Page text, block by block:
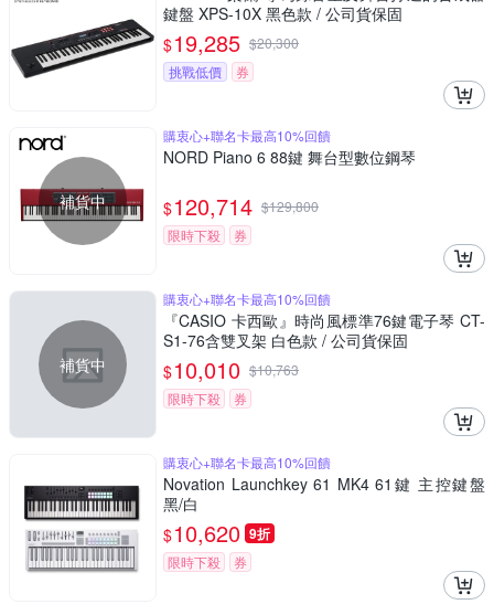
鍵盤 XPS-10X 黑色款 / 公司貨保固
$19,285 $20,300
挑戰低價
券
補貨中
購衷心+聯名卡最高10%回饋
NORD Piano 6 88鍵 舞台型數位鋼琴
$120,714 $129,800
限時下殺
券
補貨中
購衷心+聯名卡最高10%回饋
『CASIO 卡西歐』時尚風標準76鍵電子琴 CT-
S1-76含雙叉架 白色款 / 公司貨保固
$10,010 $10,763
限時下殺
券
購衷心+聯名卡最高10%回饋
Novation Launchkey 61 MK4 61鍵 主控鍵盤
黑/白
$10,620 9折
限時下殺 券